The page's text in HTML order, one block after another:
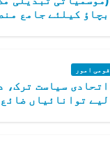
بچاؤ کیلئے جامع
قومی امور
اتحادی سیاست ترک،
لیے توانائیاں